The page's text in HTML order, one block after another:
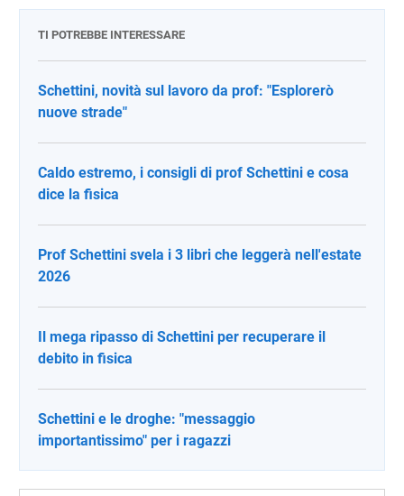
TI POTREBBE INTERESSARE
Schettini, novità sul lavoro da prof: "Esplorerò
nuove strade"
Caldo estremo, i consigli di prof Schettini e cosa
dice la fisica
Prof Schettini svela i 3 libri che leggerà nell'estate
2026
Il mega ripasso di Schettini per recuperare il
debito in fisica
Schettini e le droghe: "messaggio
importantissimo" per i ragazzi